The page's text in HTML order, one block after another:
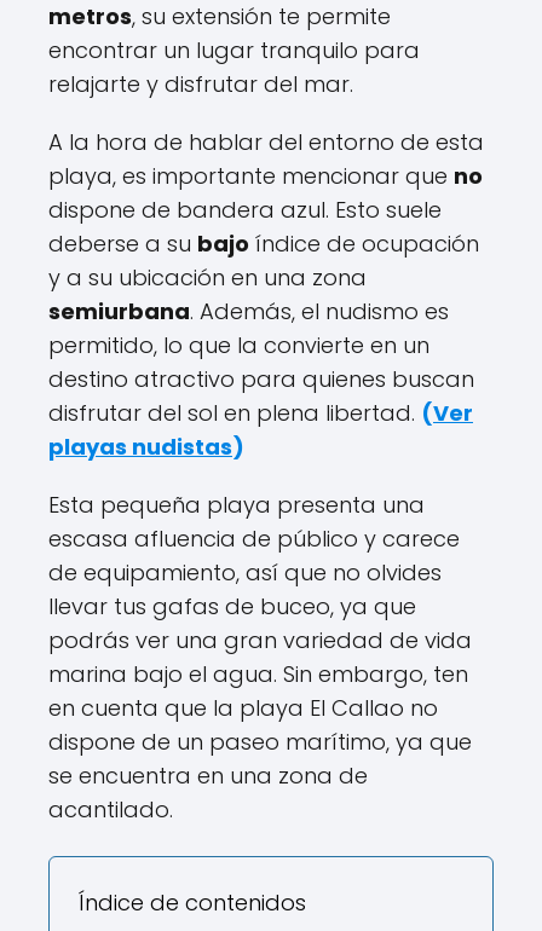
metros, su extensión te permite
encontrar un lugar tranquilo para
relajarte y disfrutar del mar.
A la hora de hablar del entorno de esta
playa, es importante mencionar que no
dispone de bandera azul. Esto suele
deberse a su bajo índice de ocupación
y a su ubicación en una zona
semiurbana. Además, el nudismo es
permitido, lo que la convierte en un
destino atractivo para quienes buscan
disfrutar del sol en plena libertad. (Ver
playas nudistas)
Esta pequeña playa presenta una
escasa afluencia de público y carece
de equipamiento, así que no olvides
llevar tus gafas de buceo, ya que
podrás ver una gran variedad de vida
marina bajo el agua. Sin embargo, ten
en cuenta que la playa El Callao no
dispone de un paseo marítimo, ya que
se encuentra en una zona de
acantilado.
Índice de contenidos